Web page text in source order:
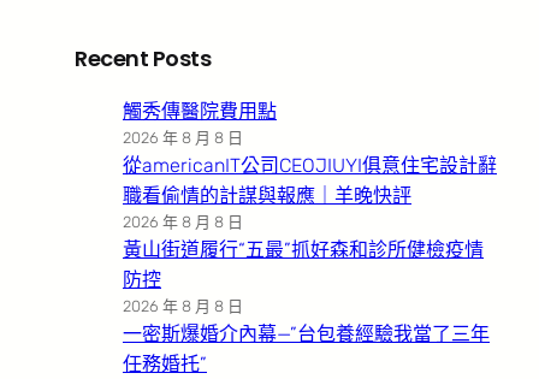
Recent Posts
觸秀傳醫院費用點
2026 年 8 月 8 日
從americanIT公司CEOJIUYI俱意住宅設計辭
職看偷情的計謀與報應｜羊晚快評
2026 年 8 月 8 日
黃山街道履行“五最”抓好森和診所健檢疫情
防控
2026 年 8 月 8 日
一密斯爆婚介內幕—”台包養經驗我當了三年
任務婚托”